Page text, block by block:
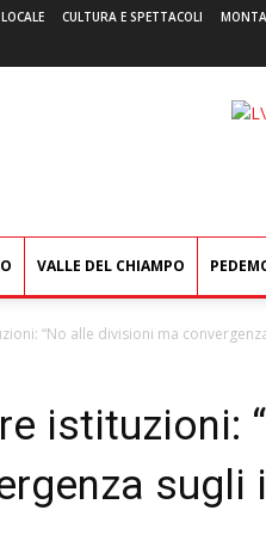
CULTURA E SPETTACOLI
VALLE DEL CHIAMPO
“No alle divisioni ma
istituzioni:
sugli